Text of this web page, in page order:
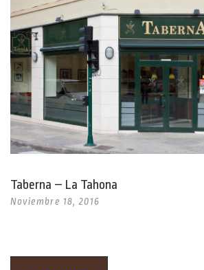
Taberna – La Tahona
Noviembre 18, 2016